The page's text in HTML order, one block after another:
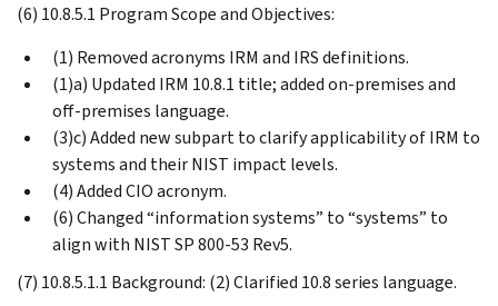
(6) 10.8.5.1 Program Scope and Objectives:
(1) Removed acronyms IRM and IRS definitions.
(1)a) Updated IRM 10.8.1 title; added on-premises and
off-premises language.
(3)c) Added new subpart to clarify applicability of IRM to
systems and their NIST impact levels.
(4) Added CIO acronym.
(6) Changed “information systems” to “systems” to
align with NIST SP 800-53 Rev5.
(7) 10.8.5.1.1 Background: (2) Clarified 10.8 series language.